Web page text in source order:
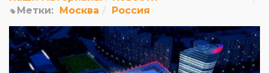
Метки: Москва Россия